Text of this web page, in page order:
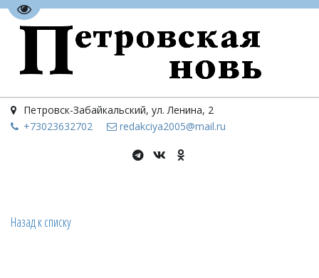
Перейти на версию для слабовидящих
Петровск-Забайкальский, ул. Ленина, 2
+73023632702 redakciya2005@mail.ru
Назад к списку